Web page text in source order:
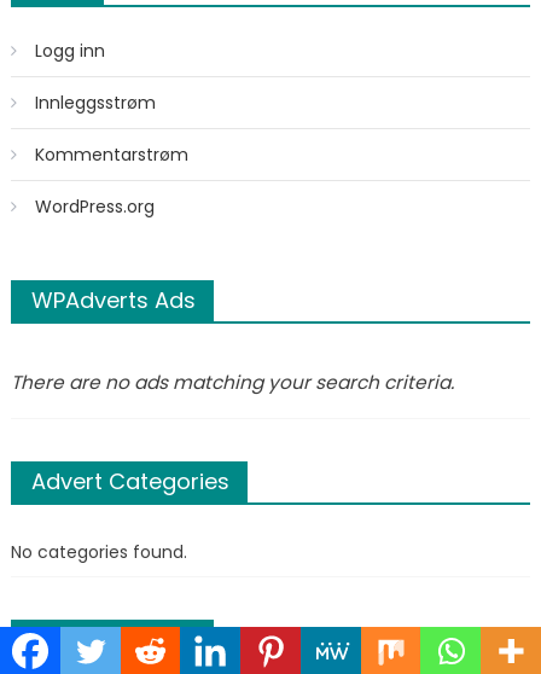
Logg inn
Innleggsstrøm
Kommentarstrøm
WordPress.org
WPAdverts Ads
There are no ads matching your search criteria.
Advert Categories
No categories found.
WPAdverts Ads